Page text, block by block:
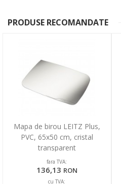
PRODUSE RECOMANDATE
Mapa de birou LEITZ Plus,
PVC, 65x50 cm, cristal
transparent
fara TVA:
136,13 RON
cu TVA: